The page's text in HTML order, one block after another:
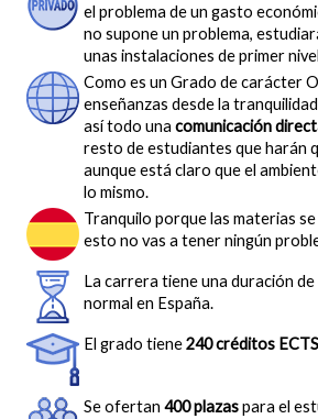
el problema de un gasto
no supone un problema,
unas instalaciones de primer
Como es un Grado de carácter
enseñanzas desde la
así todo una comunicación
resto de estudiantes que harán
aunque está claro que el
lo mismo.
Tranquilo porque las materias se
esto no vas a tener ningún
La carrera tiene una duración de
normal en España.
El grado tiene240 créditos ECTS
Se ofertan 400 plazaspara el